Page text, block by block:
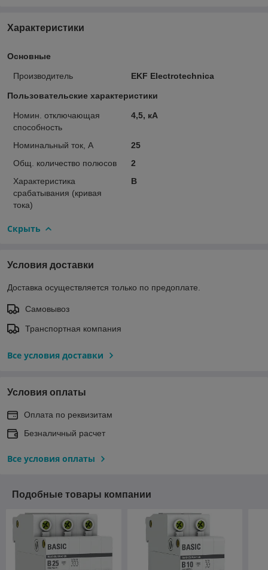
Характеристики
Основные
Производитель EKF Electrotechnica
Пользовательские характеристики
Номин. отключающая
способность
4,5, кА
Номинальный ток, А
25
Общ. количество полюсов
2
Характеристика
срабатывания (кривая
тока)
B
Скрыть
Условия доставки
Доставка осуществляется только по предоплате.
Самовывоз
Транспортная компания
Все условия доставки
Условия оплаты
Оплата по реквизитам
Безналичный расчет
Все условия оплаты
Подобные товары компании